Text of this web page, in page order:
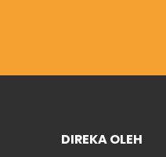
DIREKA OLEH